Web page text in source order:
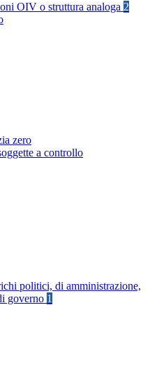
OIV o struttura analoga 2
zero
a controllo
politici, di amministrazione,
governo 1